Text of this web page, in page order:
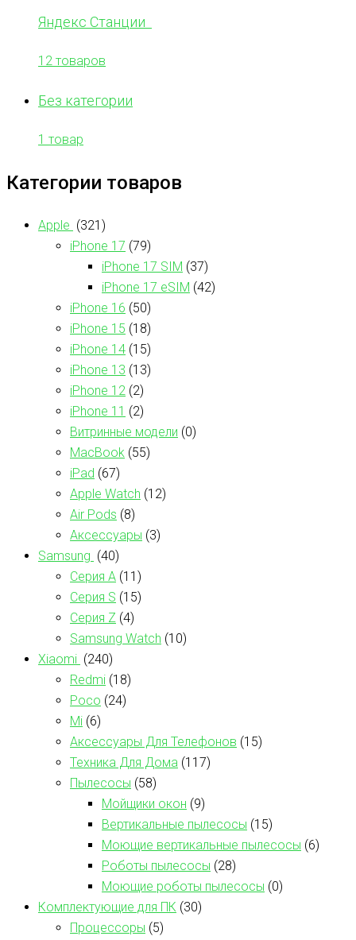
Яндекс Станции
12 товаров
Без категории
1 товар
Категории товаров
Apple (321)
iPhone 17 (79)
iPhone 17 SIM (37)
iPhone 17 eSIM (42)
iPhone 16 (50)
iPhone 15 (18)
iPhone 14 (15)
iPhone 13 (13)
iPhone 12 (2)
iPhone 11 (2)
Витринные модели (0)
MacBook (55)
iPad (67)
Apple Watch (12)
Air Pods (8)
Аксессуары (3)
Samsung (40)
Серия А (11)
Серия S (15)
Серия Z (4)
Samsung Watch (10)
Xiaomi (240)
Redmi (18)
Poco (24)
Mi (6)
Аксессуары Для Телефонов (15)
Техника Для Дома (117)
Пылесосы (58)
Мойщики окон (9)
Вертикальные пылесосы (15)
Моющие вертикальные пылесосы (6)
Роботы пылесосы (28)
Моющие роботы пылесосы (0)
Комплектующие для ПК (30)
Процессоры (5)